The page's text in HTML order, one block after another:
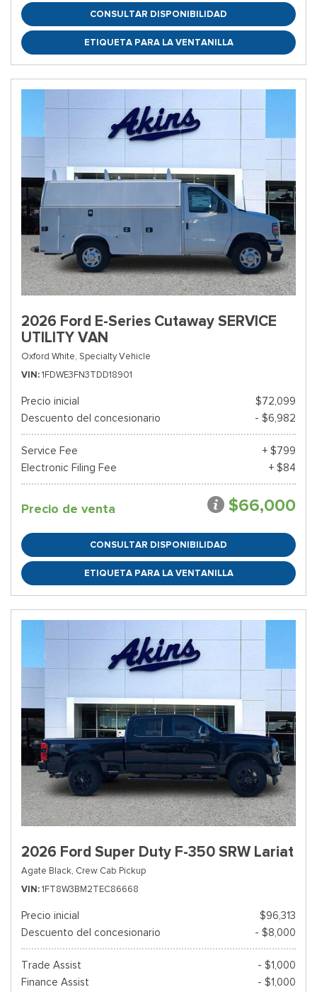
CONSULTAR DISPONIBILIDAD
ETIQUETA PARA LA VENTANILLA
2026 Ford E-Series Cutaway SERVICE
UTILITY VAN
Oxford White, Specialty Vehicle
VIN 1FDWE3FN3TDD18901
Precio inicial
$72,099
Descuento del concesionario
- $6,982
Service Fee
+ $799
Electronic Filing Fee
+ $84
Precio de venta $66,000
CONSULTAR DISPONIBILIDAD
ETIQUETA PARA LA VENTANILLA
2026 Ford Super Duty F-350 SRW Lariat
Agate Black, Crew Cab Pickup
VIN 1FT8W3BM2TEC86668
Precio inicial
$96,313
Descuento del concesionario
- $8,000
Trade Assist
- $1,000
Finance Assist
- $1,000